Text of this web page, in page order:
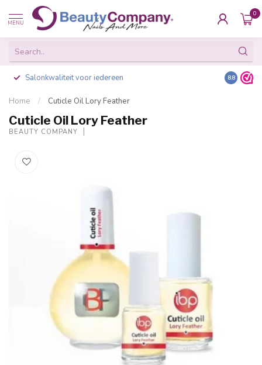
MENU
0
Salonkwaliteit voor iedereen Gratis
8.8
Home / Cuticle Oil Lory Feather
Cuticle Oil Lory Feather
BEAUTY COMPANY